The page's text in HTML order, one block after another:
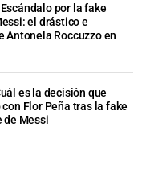
Escándalo por la fake
el drástico e
Antonela Roccuzzo en
es la decisión que
Flor Peña tras la fake
de Messi